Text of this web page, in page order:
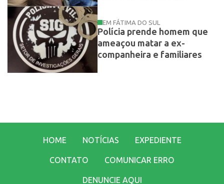
EM FÁTIMA DO SUL
Polícia prende homem que
ameaçou matar a ex-
companheira e familiares
HOME NOTÍCIAS EXPEDIENTE
CONTATO COMUNICAR ERRO
DENUNCIE AQUI